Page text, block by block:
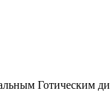
Готическим